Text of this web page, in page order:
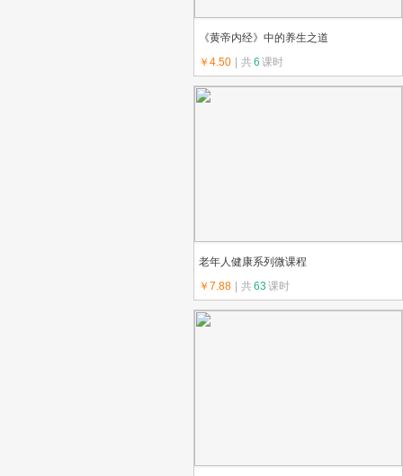
《黄帝内经》中的养生之道
￥4.50
共6 课时
上传教师：终身学习在线
老年人健康系列微课程
￥7.88
共63 课时
上传教师：终身学习在线